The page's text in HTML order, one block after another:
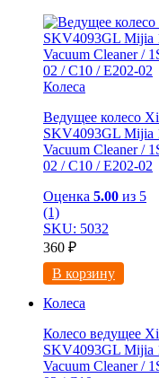
Колеса
Ведущее колесо
SKV4093GL Mijia
Vacuum Cleaner /
02 / С10 / E202-02
Оценка 5.00 из 5
(1)
SKU: 5032
360 ₽
В корзину
Колеса
Колесо ведущее
SKV4093GL Mijia
Vacuum Cleaner /